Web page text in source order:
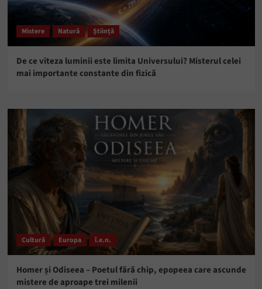
Mistere Natură Știință
De ce viteza luminii este limita Universului? Misterul celei
mai importante constante din fizică
Cultură Europa î.e.n.
Homer și Odiseea – Poetul fără chip, epopeea care ascunde
mistere de aproape trei milenii